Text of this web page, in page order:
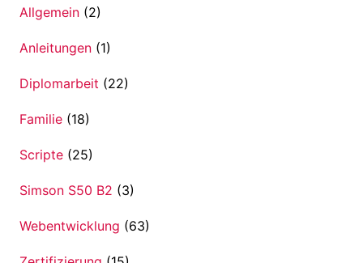
Allgemein (2)
Anleitungen (1)
Diplomarbeit (22)
Familie (18)
Scripte (25)
Simson S50 B2 (3)
Webentwicklung (63)